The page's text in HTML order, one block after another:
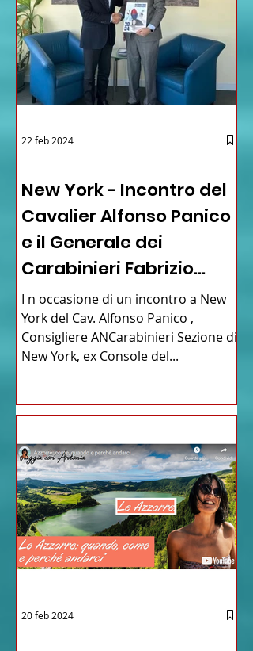
New York - Incontro del
Cavalier Alfonso Panico
e il Generale dei
Carabinieri Fabrizio
Parrulli
I n occasione di un incontro a New
York del Cav. Alfonso Panico ,
Consigliere ANCarabinieri Sezione di
New York, ex Console del...
22 feb 2024
20 feb 2024